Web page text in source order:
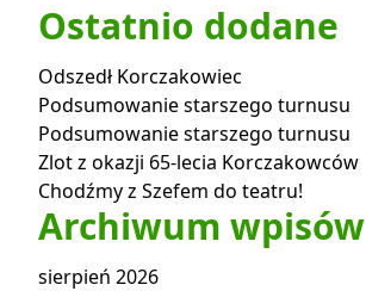
Ostatnio dodane
Odszedł Korczakowiec
Podsumowanie starszego turnusu
Podsumowanie starszego turnusu
Zlot z okazji 65-lecia Korczakowców
Chodźmy z Szefem do teatru!
Archiwum wpisów
sierpień 2026